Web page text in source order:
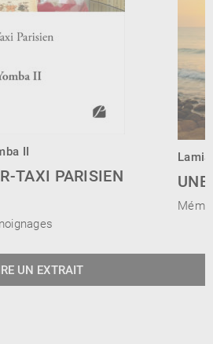
II
TAXI PARISIEN
UN EXTRAIT